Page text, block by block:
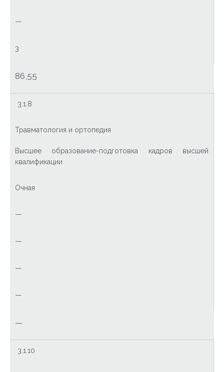
—
3
86,55
3.1.8
Травматология и ортопедия
Высшее образование-подготовка кадров высшей
квалификации
Очная
—
—
—
—
—
3.1.10